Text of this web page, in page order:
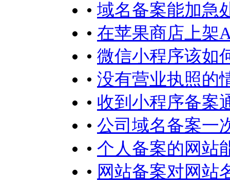
• 域名备案能加急
• 在苹果商店上架
• 微信小程序该如
• 没有营业执照的
• 收到小程序备案
• 公司域名备案一
• 个人备案的网站
• 网站备案对网站